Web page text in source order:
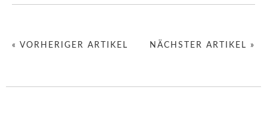
NÄCHSTER ARTIKEL »
« VORHERIGER ARTIKEL